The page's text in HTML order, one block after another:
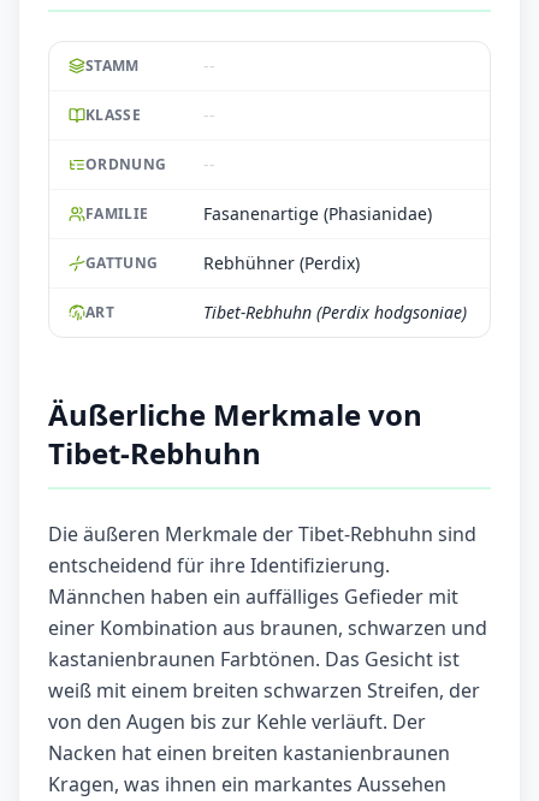
STAMM --
KLASSE --
ORDNUNG --
FAMILIE Fasanenartige (Phasianidae)
GATTUNG Rebhühner (Perdix)
ART Tibet-Rebhuhn (Perdix hodgsoniae)
Äußerliche Merkmale von
Tibet-Rebhuhn
Die äußeren Merkmale der Tibet-Rebhuhn sind
entscheidend für ihre Identifizierung.
Männchen haben ein auffälliges Gefieder mit
einer Kombination aus braunen, schwarzen und
kastanienbraunen Farbtönen. Das Gesicht ist
weiß mit einem breiten schwarzen Streifen, der
von den Augen bis zur Kehle verläuft. Der
Nacken hat einen breiten kastanienbraunen
Kragen, was ihnen ein markantes Aussehen